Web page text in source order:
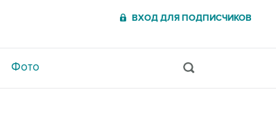
ВХОД ДЛЯ ПОДПИСЧИКОВ
Фото